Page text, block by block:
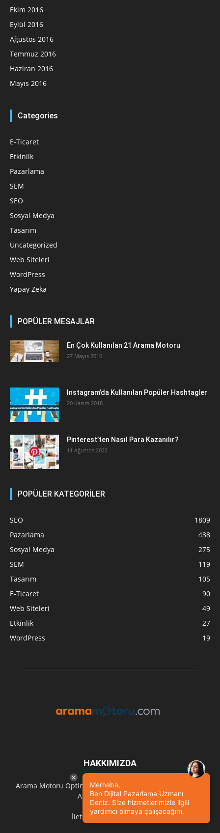
Ekim 2016
Eylül 2016
Ağustos 2016
Temmuz 2016
Haziran 2016
Mayıs 2016
Categories
E-Ticaret
Etkinlik
Pazarlama
SEM
SEO
Sosyal Medya
Tasarım
Uncategorized
Web Siteleri
WordPress
Yapay Zeka
POPÜLER MESAJLAR
En Çok Kullanılan 21 Arama Motoru
27 Mayıs 2016
Instagram’da Kullanılan Popüler Hashtagler
20 Kasım 2018
Pinterest’ten Nasıl Para Kazanılır?
11 Ağustos 2022
POPÜLER KATEGORİLER
SEO
1809
Pazarlama
438
Sosyal Medya
275
SEM
119
Tasarım
105
E-Ticaret
90
Web Siteleri
49
Etkinlik
27
WordPress
19
HAKKIMIZDA
Arama Motoru Optimizasyonu ve Pazarlaması - SEO, SEM,
ASO, Tasarım, UI/UX
İletişim:seo@imza.com
Merhaba,
Ben Dijital Pazarlama Uzmanı
Deniz. Size hizmetlerimizle ilgili
yardımcı olmaya çalışacağım.